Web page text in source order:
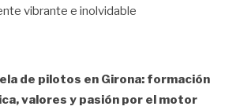
vibrante e inolvidable
de pilotos en Girona: formación
valores y pasión por el motor